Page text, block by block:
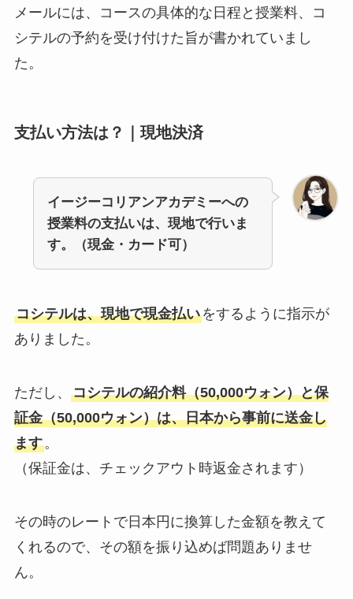
メールには、コースの具体的な日程と授業料、コ
シテルの予約を受け付けた旨が書かれていまし
た。
支払い方法は？｜現地決済
イージーコリアンアカデミーへの
授業料の支払いは、現地で行いま
す。（現金・カード可）
コシテルは、現地で現金払いをするように指示が
ありました。
ただし、 コシテルの紹介料（50,000ウォン）と保
証金（50,000ウォン）は、日本から事前に送金し
ます。
（保証金は、チェックアウト時返金されます）
その時のレートで日本円に換算した金額を教えて
くれるので、その額を振り込めば問題ありませ
ん。